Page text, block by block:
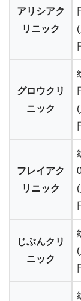
アリシアク
リニック
グロウクリ
ニック
フレイアク
リニック
じぶんクリ
ニック